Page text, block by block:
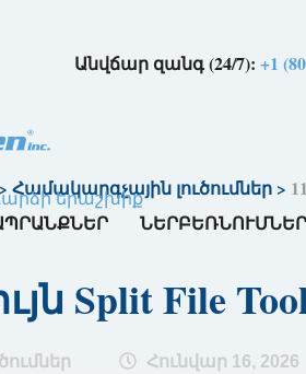
Անվճար զանգ (24/7):+1
երաշխիք
ՆԵՐԲԵՌՆՈՒՄՆԵՐ
Համակարգչային լուծումներ>
Split File
Հունվար 16, 2026